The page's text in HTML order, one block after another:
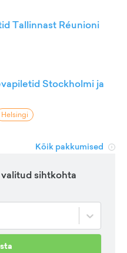
Tallinnast Réunioni
Stockholmi ja
Helsingi
Kõik pakkumised
sihtkohta